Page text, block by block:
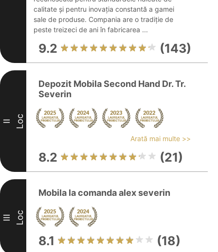
calitate și pentru inovația constantă a gamei
sale de produse. Compania are o tradiție de
peste treizeci de ani în fabricarea ...
9.2 (143)
II Loc
Depozit Mobila Second Hand Dr. Tr.
Severin
Arată mai multe >>
8.2 (21)
III Loc
Mobila la comanda alex severin
8.1 (18)